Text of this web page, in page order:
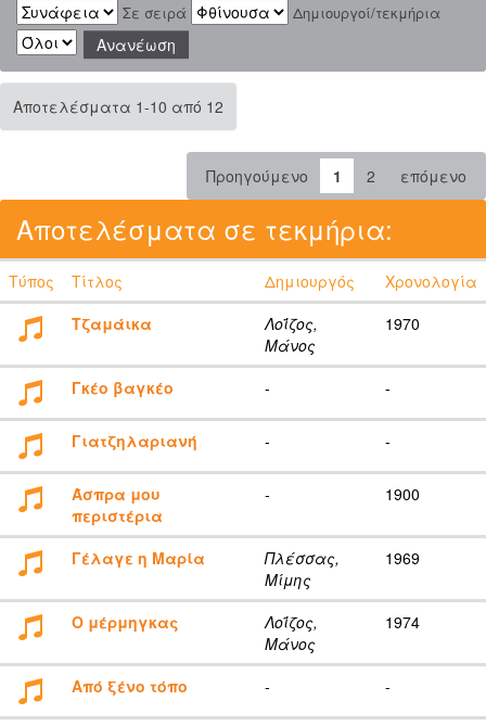
Σε σειρά
Δημιουργοί/τεκμήρια
Αποτελέσματα 1-10 από 12
Προηγούμενο 1 2 επόμενο
Αποτελέσματα σε τεκμήρια:
Τύπος Τίτλος Δημιουργός
Χρονολογία
Τζαμάικα
Λοΐζος,
Μάνος
1970
Γκέο βαγκέο - -
Γιατζηλαριανή - -
Άσπρα μου
περιστέρια
- 1900
Γέλαγε η Μαρία
Πλέσσας,
Μίμης
1969
Ο μέρμηγκας
Λοΐζος,
Μάνος
1974
Από ξένο τόπο - -